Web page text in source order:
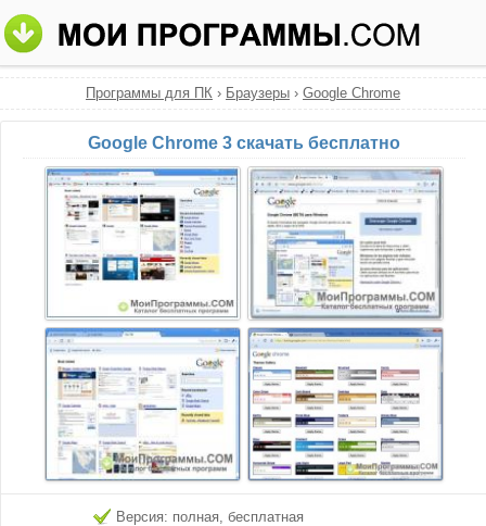
Программы для ПК › Браузеры › Google Chrome
Google Chrome 3 скачать бесплатно
Версия: полная, бесплатная